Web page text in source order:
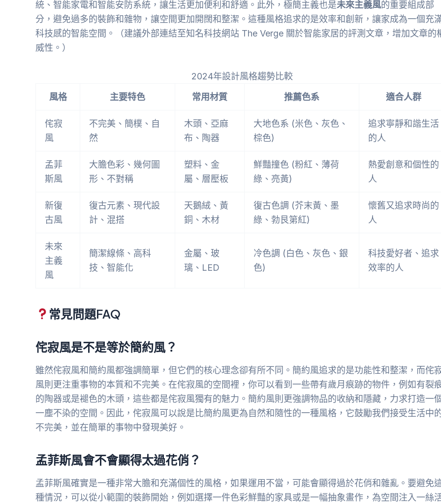
統、智能家電和智能安防系統，讓生活更加便利和舒適。此外，極簡主義也是未來主義風的重要組成部
分，避免過多的裝飾和雜物，讓空間更加開闊和整潔。這種風格追求的是效率和創新，讓家成為一個充
科技感的智能空間。（建議外部連結至知名科技網站 The Verge 關於智能家居的評測文章，增加文章的
威性。）
2024年設計風格趨勢比較
風格
主要特色 常用材質 推薦色系 適合人群
侘寂
風
不完美、簡樸、自
然
木頭、亞麻
布、陶器
大地色系 (米色、灰色、
棕色)
追求寧靜和諧生活
的人
孟菲
斯風
大膽色彩、幾何圖
形、不對稱
塑料、金
屬、層壓板
鮮豔撞色 (粉紅、薄荷
綠、亮黃)
熱愛創意和個性的
人
新復
古風
復古元素、現代設
計、混搭
天鵝絨、黃
銅、木材
復古色調 (芥末黃、墨
綠、勃艮第紅)
懷舊又追求時尚的
人
未來
主義
風
簡潔線條、高科
技、智能化
金屬、玻
璃、LED
冷色調 (白色、灰色、銀
色)
科技愛好者、追求
效率的人
常見問題FAQ
侘寂風是不是等於簡約風？
雖然侘寂風和簡約風都強調簡單，但它們的核心理念卻有所不同。簡約風追求的是功能性和整潔，而侘
風則更注重事物的本質和不完美。在侘寂風的空間裡，你可以看到一些帶有歲月痕跡的物件，例如有裂
的陶器或是褪色的木頭，這些都是侘寂風獨有的魅力。簡約風則更強調物品的收納和隱藏，力求打造一
一塵不染的空間。因此，侘寂風可以說是比簡約風更為自然和隨性的一種風格，它鼓勵我們接受生活中
不完美，並在簡單的事物中發現美好。
孟菲斯風會不會顯得太過花俏？
孟菲斯風確實是一種非常大膽和充滿個性的風格，如果運用不當，可能會顯得過於花俏和雜亂。要避免
種情況，可以從小範圍的裝飾開始，例如選擇一件色彩鮮豔的家具或是一幅抽象畫作，為空間注入一絲